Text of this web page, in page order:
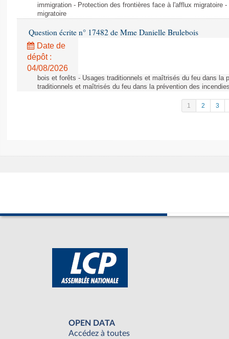
immigration - Protection des frontières face à l'afflux migratoire
migratoire
Question écrite n° 17482 de Mme Danielle Brulebois
Date de
dépôt :
04/08/2026
bois et forêts - Usages traditionnels et maîtrisés du feu dans la
traditionnels et maîtrisés du feu dans la prévention des
1 2 3
OPEN DATA
Accédez à toutes